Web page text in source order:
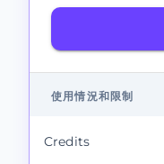
使用情況和限制
Credits